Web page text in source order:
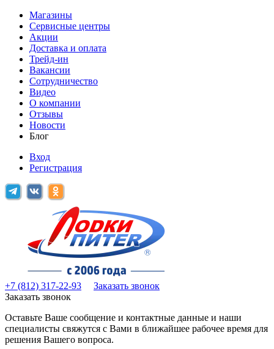
Магазины
Сервисные центры
Акции
Доставка и оплата
Трейд-ин
Вакансии
Сотрудничество
Видео
О компании
Отзывы
Новости
Блог
Вход
Регистрация
+7 (812) 317-22-93
Заказать звонок
Заказать звонок
Оставьте Ваше сообщение и контактные данные и наши
специалисты свяжутся с Вами в ближайшее рабочее время для
решения Вашего вопроса.